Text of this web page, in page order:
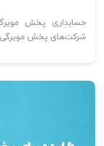
حسابداری پخش
شرکت‌های پخش